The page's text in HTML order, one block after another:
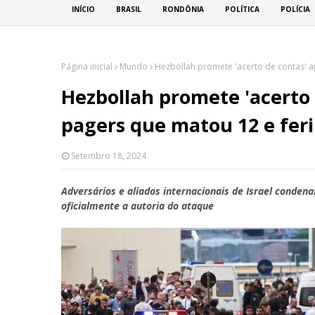
INÍCIO BRASIL RONDÔNIA POLÍTICA POLÍCIA
Página inicial Mundo Hezbollah promete 'acerto de contas'
Hezbollah promete
pagers que matou 12 e
Setembro 18, 2024
Adversários e aliados internacionais de Israel
oficialmente a autoria do ataque